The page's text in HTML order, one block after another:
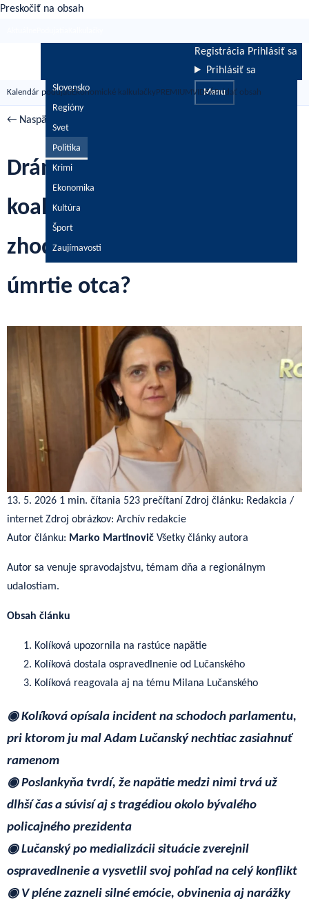
Preskočiť na obsah
Slovensko
Regióny
Svet
Politika
Krimi
Ekonomika
Kultúra
Šport
Zaujímavosti
Registrácia Prihlásiť sa
Prihlásiť sa
Menu
Kalendár podujatíEkonomické kalkulačkyPREMIUMVIDEÁPridať obsah
← Naspäť
Dráma v NR SR. Kolíkovú mal
koaličný poslanec takmer
zhodiť zo schodov! Pomsta za
úmrtie otca?
13. 5. 2026 1 min. čítania 523 prečítaní Zdroj článku: Redakcia /
internet Zdroj obrázkov: Archív redakcie
Autor článku: Marko Martinovič Všetky články autora
Autor sa venuje spravodajstvu, témam dňa a regionálnym
udalostiam.
Obsah článku
Kolíková upozornila na rastúce napätie
Kolíková dostala ospravedlnenie od Lučanského
Kolíková reagovala aj na tému Milana Lučanského
◉ Kolíková opísala incident na schodoch parlamentu,
pri ktorom ju mal Adam Lučanský nechtiac zasiahnuť
ramenom
◉ Poslankyňa tvrdí, že napätie medzi nimi trvá už
dlhší čas a súvisí aj s tragédiou okolo bývalého
policajného prezidenta
◉ Lučanský po medializácii situácie zverejnil
ospravedlnenie a vysvetlil svoj pohľad na celý konflikt
◉ V pléne zazneli silné emócie, obvinenia aj narážky